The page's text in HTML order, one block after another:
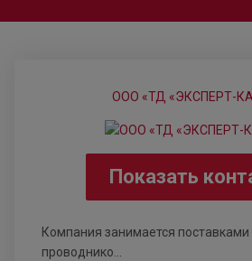
ООО «ТД «ЭКСПЕРТ-
Показать
Компания занимается поставками
проводнико...